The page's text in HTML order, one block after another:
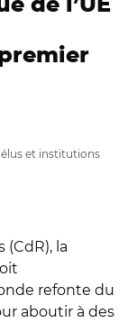
de l’UE
et institutions
la
refonte du
aboutir à des